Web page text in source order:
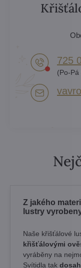
725
(Po-
Z jakého
lustry
Naše křišťálové
křišťálovými
vyráběny na
Svítidla tak